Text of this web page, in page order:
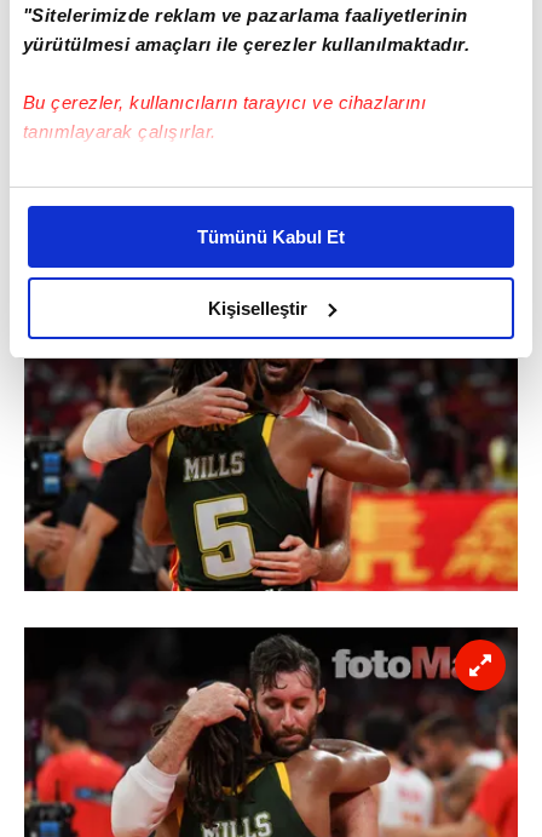
"Sitelerimizde reklam ve pazarlama faaliyetlerinin
yürütülmesi amaçları ile çerezler kullanılmaktadır.
Bu çerezler, kullanıcıların tarayıcı ve cihazlarını
tanımlayarak çalışırlar.
Bu çerezlere izin vermeniz halinde sizlere özel
daha iyi reklam deneyimi yaşatabiliriz. Bunu yaparken
amacımızın size daha iyi bir reklam deneyimi sunmak
olduğunu ve sizlere en iyi içerikleri sunabilmek adına
elimizden gelen çabayı gösterdiğimizi ve bu noktada,
reklamların maliyetlerimizi karşılamak noktasında tek gelir
kalemimiz olduğunu sizlere hatırlatmak isteriz.
Her halükârda, kullanıcılar, bu çerezlere izin vermedikleri
takdirde, kullanıcılara hedefli reklamlar
gösterilmeyecektir."
Sizlere daha iyi bir hizmet sunabilmek için İnternet
Sitemizde kendimize ve üçüncü kişilere ait çerezler
kullanılmaktadır. Bu çerezler vasıtasıyla çeşitli kişisel
verileriniz işlenmekte olup gerekli olan çerezler bilgi
toplumu hizmetlerinin sunulması amacıyla
kullanılmaktadır. Diğer çerezler, sitemizin daha işlevsel
kılınması ve kişiselleştirilmesi ve sizlere yönelik
reklam/pazarlama faaliyetlerinin yapılması, amaçlarıyla
sınırlı olarak açık rızanız dahilinde kullanılacaktır.
Tümünü Kabul Et
Kişiselleştir